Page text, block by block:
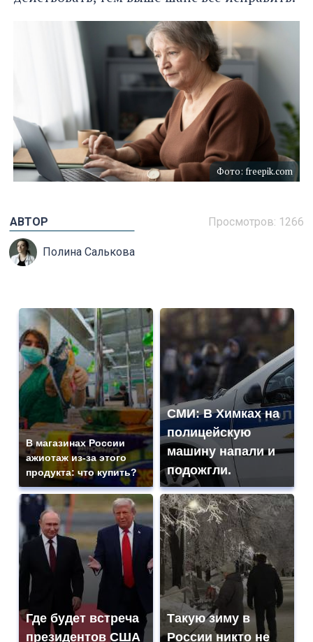
Фото: freepik.com
Просмотров: 1266
АВТОР
Полина Салькова
В магазинах России
ажиотаж из-за этого
продукта: что купить?
СМИ: В Химках на
полицейскую
машину напали и
подожгли.
Где будет встреча
президентов США
Такую зиму в
России никто не